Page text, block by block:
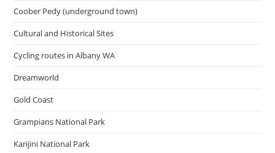
Coober Pedy (underground town)
Cultural and Historical Sites
Cycling routes in Albany WA
Dreamworld
Gold Coast
Grampians National Park
Karijini National Park